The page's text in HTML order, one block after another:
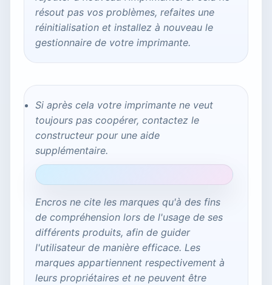
résout pas vos problèmes, refaites une
réinitialisation et installez à nouveau le
gestionnaire de votre imprimante.
Si après cela votre imprimante ne veut
toujours pas coopérer, contactez le
constructeur pour une aide
supplémentaire.
Encros ne cite les marques qu'à des fins
de compréhension lors de l'usage de ses
différents produits, afin de guider
l'utilisateur de manière efficace. Les
marques appartiennent respectivement à
leurs propriétaires et ne peuvent être